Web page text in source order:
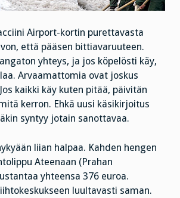
Airport-kortin purettavasta
että pääsen bittiavaruuteen.
yhteys, ja jos köpelösti käy,
Arvaamattomia ovat joskus
kaikki käy kuten pitää, päivitän
kerron. Ehkä uusi käsikirjoitus
syntyy jotain sanottavaa.
liian halpaa. Kahden hengen
Ateenaan (Prahan
yhteensa 376 euroa.
luultavasti saman.